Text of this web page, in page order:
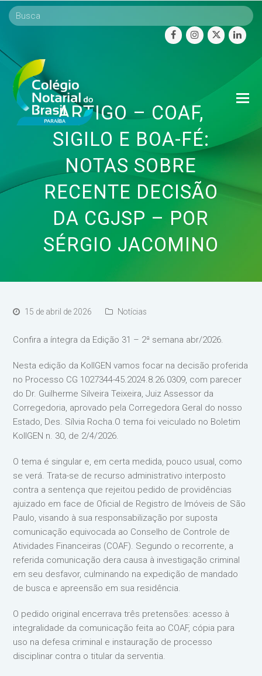
facebookinstagram
twitter
ARTIGO – COAF,
SIGILO E BOA-FÉ:
NOTAS SOBRE
RECENTE DECISÃO
DA CGJSP – POR
SÉRGIO JACOMINO
15 de abril de 2026 Notícias
Confira a íntegra da Edição 31 – 2ª semana abr/2026.
Nesta edição da KollGEN vamos focar na decisão proferida
no Processo CG 1027344-45.2024.8.26.0309, com parecer
do Dr. Guilherme Silveira Teixeira, Juiz Assessor da
Corregedoria, aprovado pela Corregedora Geral do nosso
Estado, Des. Sílvia Rocha.O tema foi veiculado no Boletim
KollGEN n. 30, de 2/4/2026.
O tema é singular e, em certa medida, pouco usual, como
se verá. Trata-se de recurso administrativo interposto
contra a sentença que rejeitou pedido de providências
ajuizado em face de Oficial de Registro de Imóveis de São
Paulo, visando à sua responsabilização por suposta
comunicação equivocada ao Conselho de Controle de
Atividades Financeiras (COAF). Segundo o recorrente, a
referida comunicação dera causa à investigação criminal
em seu desfavor, culminando na expedição de mandado
de busca e apreensão em sua residência.
O pedido original encerrava três pretensões: acesso à
integralidade da comunicação feita ao COAF, cópia para
uso na defesa criminal e instauração de processo
disciplinar contra o titular da serventia.